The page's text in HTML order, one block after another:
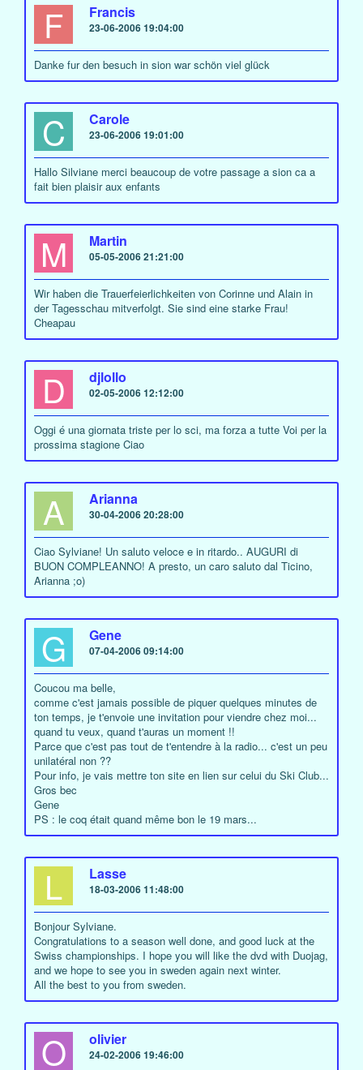
F Francis
23-06-2006 19:04:00
Danke fur den besuch in sion war schön viel glück
C Carole
23-06-2006 19:01:00
Hallo Silviane merci beaucoup de votre passage a sion ca a
fait bien plaisir aux enfants
M Martin
05-05-2006 21:21:00
Wir haben die Trauerfeierlichkeiten von Corinne und Alain in
der Tagesschau mitverfolgt. Sie sind eine starke Frau!
Cheapau
D djlollo
02-05-2006 12:12:00
Oggi é una giornata triste per lo sci, ma forza a tutte Voi per la
prossima stagione Ciao
A Arianna
30-04-2006 20:28:00
Ciao Sylviane! Un saluto veloce e in ritardo.. AUGURI di
BUON COMPLEANNO! A presto, un caro saluto dal Ticino,
Arianna ;o)
G Gene
07-04-2006 09:14:00
Coucou ma belle,
comme c'est jamais possible de piquer quelques minutes de
ton temps, je t'envoie une invitation pour viendre chez moi...
quand tu veux, quand t'auras un moment !!
Parce que c'est pas tout de t'entendre à la radio... c'est un peu
unilatéral non ??
Pour info, je vais mettre ton site en lien sur celui du Ski Club...
Gros bec
Gene
PS : le coq était quand même bon le 19 mars...
L Lasse
18-03-2006 11:48:00
Bonjour Sylviane.
Congratulations to a season well done, and good luck at the
Swiss championships. I hope you will like the dvd with Duojag,
and we hope to see you in sweden again next winter.
All the best to you from sweden.
O olivier
24-02-2006 19:46:00